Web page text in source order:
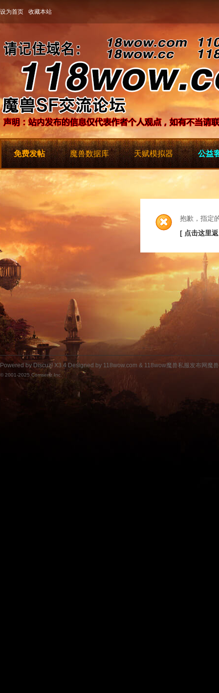
设为首页 收藏本站
免费发帖 魔兽数据库 天赋模拟器 公益
抱歉，指定
[ 点击这里
Powered by Discuz! X3.4 Designed by 118wow.com & 118wow魔兽私服发布网魔
© 2001-2025 Comsenz Inc.